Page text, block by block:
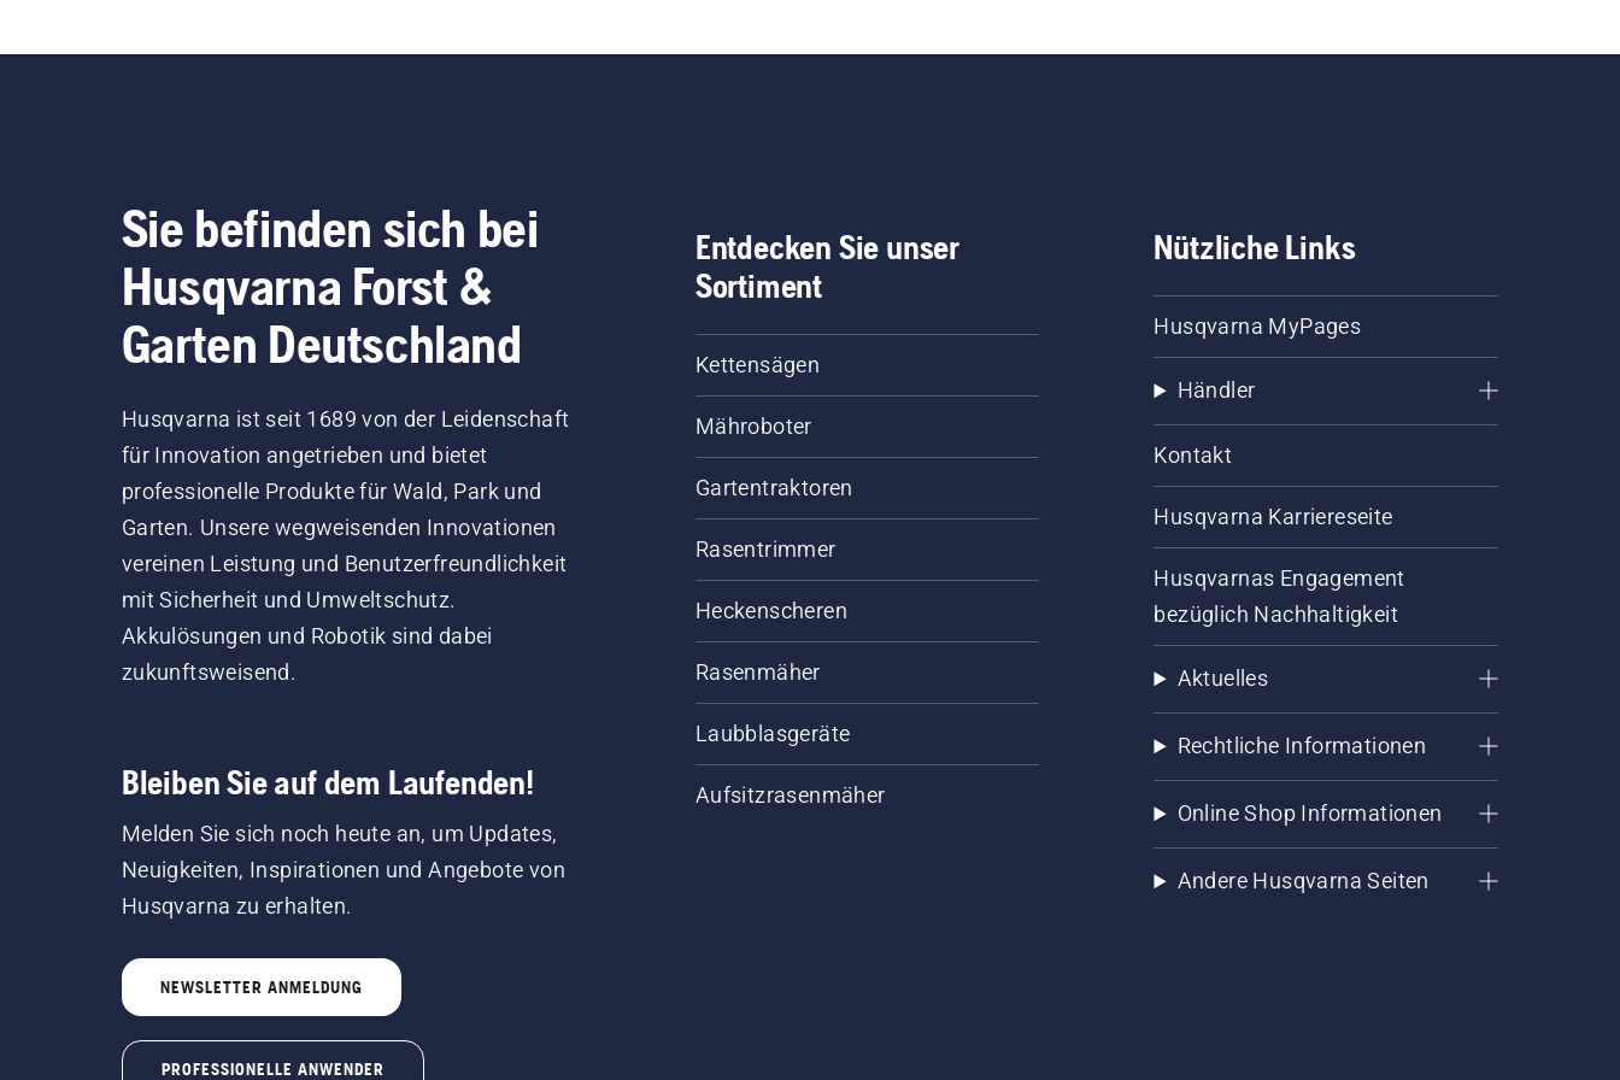
Sie befinden sich bei
Husqvarna Forst &
Garten Deutschland
Husqvarna ist seit 1689 von der Leidenschaft
für Innovation angetrieben und bietet
professionelle Produkte für Wald, Park und
Garten. Unsere wegweisenden Innovationen
vereinen Leistung und Benutzerfreundlichkeit
mit Sicherheit und Umweltschutz.
Akkulösungen und Robotik sind dabei
zukunftsweisend.
Bleiben Sie auf dem Laufenden!
Melden Sie sich noch heute an, um Updates,
Neuigkeiten, Inspirationen und Angebote von
Husqvarna zu erhalten.
NEWSLETTER ANMELDUNG
PROFESSIONELLE ANWENDER
Entdecken Sie unser
Sortiment
Kettensägen
Mähroboter
Gartentraktoren
Rasentrimmer
Heckenscheren
Rasenmäher
Laubblasgeräte
Aufsitzrasenmäher
Nützliche Links
Husqvarna MyPages
Händler
Kontakt
Husqvarna Karriereseite
Husqvarnas Engagement
bezüglich Nachhaltigkeit
Aktuelles
Rechtliche Informationen
Online Shop Informationen
Andere Husqvarna Seiten